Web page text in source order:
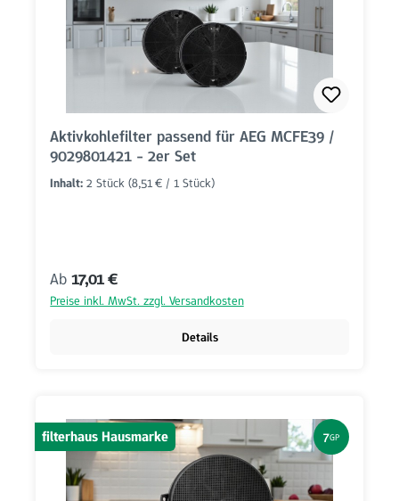
Aktivkohlefilter passend für AEG MCFE39 /
9029801421 - 2er Set
Inhalt: 2 Stück (8,51 € / 1 Stück)
Regulärer Preis:
Ab 17,01 €
Preise inkl. MwSt. zzgl. Versandkosten
Details
filterhaus Hausmarke 7GP